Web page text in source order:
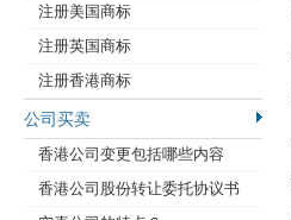
注册美国商标
注册英国商标
注册香港商标
公司买卖
香港公司变更包括哪些内容
香港公司股份转让委托协议书